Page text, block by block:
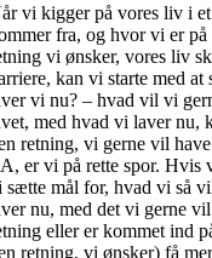
vi kigger på vores liv i
fra, og hvor vi er
vi ønsker, vores liv
kan vi starte med
vi nu? – hvad vil vi
med hvad vi laver nu,
retning, vi gerne vil
er vi på rette spor. Hvis
sætte mål for, hvad vi så
nu, med det vi gerne
eller er kommet ind
retning, vi ønsker) få